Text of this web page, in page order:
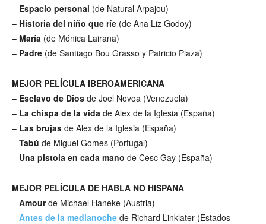
– Espacio personal (de Natural Arpajou)
– Historia del niño que ríe (de Ana Liz Godoy)
– María (de Mónica Lairana)
– Padre (de Santiago Bou Grasso y Patricio Plaza)
MEJOR PELÍCULA IBEROAMERICANA
– Esclavo de Dios de Joel Novoa (Venezuela)
– La chispa de la vida de Alex de la Iglesia (España)
– Las brujas de Alex de la Iglesia (España)
– Tabú de Miguel Gomes (Portugal)
– Una pistola en cada mano de Cesc Gay (España)
MEJOR PELÍCULA DE HABLA NO HISPANA
– Amourde Michael Haneke (Austria)
– Antes de la medianoche de Richard Linklater (Estados